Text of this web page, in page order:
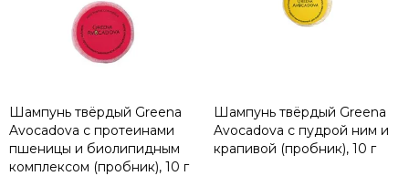
Шампунь твёрдый Greena
Avocadova с протеинами
пшеницы и биолипидным
комплексом (пробник), 10 г
Шампунь твёрдый Greena
Avocadova с пудрой ним и
крапивой (пробник), 10 г